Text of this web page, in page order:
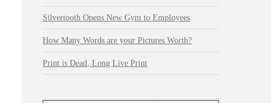
Silvertooth Opens New Gym to Employees
How Many Words are your Pictures Worth?
Print is Dead, Long Live Print